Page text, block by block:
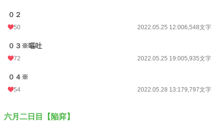
０２
50 2022.05.25 12:006,548文字
０３※嘔吐
72 2022.05.25 19:005,935文字
０４※
54 2022.05.28 13:179,797文字
六月二日目【陥穽】